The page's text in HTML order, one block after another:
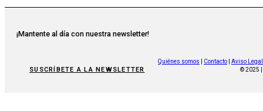
¡Mantente al día con nuestra newsletter!
SUSCRÍBETE A LA NEWSLETTER
Quiénes somos Contacto
Aviso Legal
© 2025